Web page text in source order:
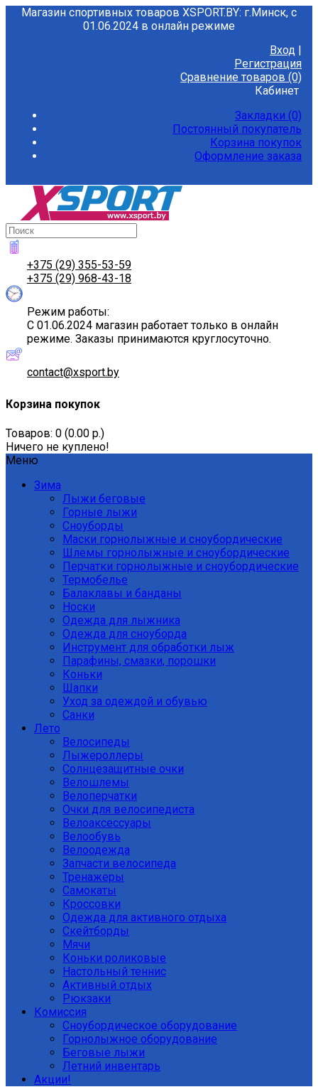
Магазин спортивных товаров XSPORT.BY: г.Минск, с
01.06.2024 в онлайн режиме
Вход |
Регистрация
Сравнение товаров (0)
Кабинет
Закладки (0)
Постоянный покупатель
Корзина покупок
Оформление заказа
+375 (29) 355-53-59
+375 (29) 968-43-18
Режим работы:
С 01.06.2024 магазин работает только в онлайн
режиме. Заказы принимаются круглосуточно.
contact@xsport.by
Корзина покупок
Товаров: 0 (0.00 р.)
Ничего не куплено!
Меню
Зима
Лыжи беговые
Горные лыжи
Сноуборды
Маски горнолыжные и сноубордические
Шлемы горнолыжные и сноубордические
Перчатки горнолыжные и сноубордические
Термобелье
Балаклавы и банданы
Носки
Одежда для лыжника
Одежда для сноуборда
Инструмент для обработки лыж
Парафины, смазки, порошки
Коньки
Шапки
Уход за одеждой и обувью
Санки
Лето
Велосипеды
Лыжероллеры
Солнцезащитные очки
Велошлемы
Велоперчатки
Очки для велосипедиста
Велоаксессуары
Велообувь
Велоодежда
Запчасти велосипеда
Тренажеры
Самокаты
Кроссовки
Одежда для активного отдыха
Скейтборды
Мячи
Коньки роликовые
Настольный теннис
Активный отдых
Рюкзаки
Комиссия
Сноубордическое оборудование
Горнолыжное оборудование
Беговые лыжи
Летний инвентарь
Акции!